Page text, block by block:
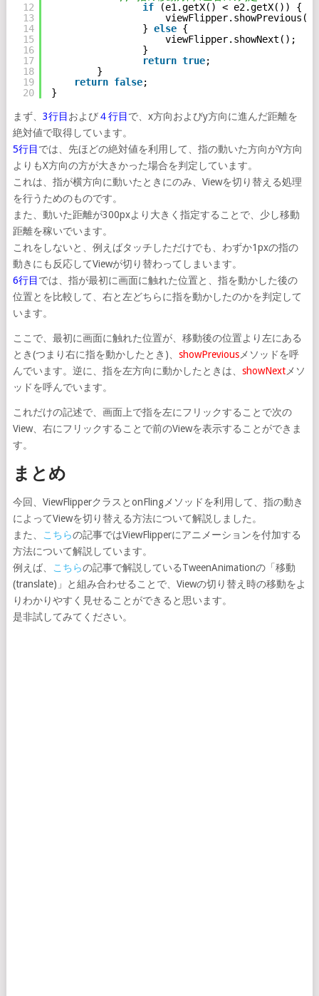
12
13
14
15
16
17
18
19
20
if
(e1.getX() < e2.getX()) {
viewFlipper.showPrevious();
} else {
viewFlipper.showNext();
}
return true;
}
return false;
}
まず、 3行目および４行目で、x方向およびy方向に進んだ距離を
絶対値で取得しています。
5行目では、先ほどの絶対値を利用して、指の動いた方向がY方向
よりもX方向の方が大きかった場合を判定しています。
これは、指が横方向に動いたときにのみ、Viewを切り替える処理
を行うためのものです。
また、動いた距離が300pxより大きく指定することで、少し移動
距離を稼いでいます。
これをしないと、例えばタッチしただけでも、わずか1pxの指の
動きにも反応してViewが切り替わってしまいます。
6行目では、指が最初に画面に触れた位置と、指を動かした後の
位置とを比較して、右と左どちらに指を動かしたのかを判定して
います。
ここで、最初に画面に触れた位置が、移動後の位置より左にある
とき(つまり右に指を動かしたとき)、 showPreviousメソッドを呼
んでいます。逆に、指を左方向に動かしたときは、 showNextメソ
ッドを呼んでいます。
これだけの記述で、画面上で指を左にフリックすることで次の
View、右にフリックすることで前のViewを表示することができま
す。
まとめ
今回、ViewFlipperクラスとonFlingメソッドを利用して、指の動き
によってViewを切り替える方法について解説しました。
また、
こちらの記事ではViewFlipperにアニメーションを付加する
方法について解説しています。
例えば、
こちらの記事で解説しているTweenAnimationの「移動
(translate)」と組み合わせることで、Viewの切り替え時の移動をよ
りわかりやすく見せることができると思います。
是非試してみてください。